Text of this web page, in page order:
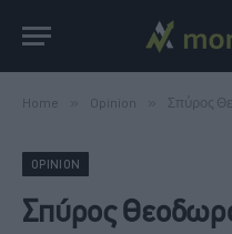
Home Opinion Σπύρος
OPINION
Σπύρος